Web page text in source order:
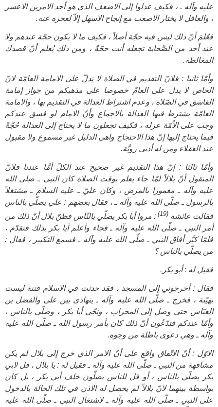
عليه وآله ـ ، فكيف عدلوا إلى الاضعف الذي هو أحد الامرين الاعسر
، والعاقل لا يختار الاصعب مع إنجاح الاسهل إلاّ لعجزه عنه.
فعُلمَ أنّ ذلك ليس فيه حجّة أصلاً ، فكيف ما لا يكون حجّة عندهم ولا
عند أحد من الصَّحابة تجعله أنت حجّةً ، ومن ذلك يُعلَم أنّ قصدك
المغالطة.
وأمّا ثانيا : فلانّ التقديم في الصلاة لا يَدلّ على الامامة العامّة لانّ
الخاص لا يدل على العامّ خصوصا على مذهبكم من جواز إمامة
الفاسق في الصّلاة ، وعدم اشتراط العدالة في التقديم بها ، والامامة
العامّة يشترط‍ فيها العدالة بالاجماع وأنّ الامام لو فسق عندكم
وجب على الاُمّة عزله ، فكيف تجعلون ما لا يحتاج إلى العدالة حُجّةً
فيما يحتاج إليها إنّ هذا الاحتجاج واهي الدليل غير مسموع ولا مقبول
عند العقلاء ومن له أدنى رويَّة.
وأمّا ثالثا : إنّ هذا التقديم غير صحيح عند الكلّ أمَّا عندنا فلانّ
المنقول أنّ بلالاً لمّا جاء يعلم بوقت الصلاة كان النبي ـ صلى الله
عليه وآله ـ‍ مغمورا بالمرض ، وكان عليّ ـ عليه السلام ـ مشتغلاً
بالرسول ـ صلّى الله عليه وآله ـ ، فقال بعضهم : علي يصلّي بالناس
فقالت عائشة (19)
: مروا أبا بكر يصلّي بالنّاس فظنّ بلال أنّ ذلك من
أمر النبي ـ صلّى الله عليه وآله ـ‍ فجاء وأعلم أبا بكر بذلك فتقدّم ،
فلمّا كبَّر أفاق النبي ـ صلّى الله عليه وآله ـ‍ فسمع التكبير ، فقال :
من يصلّي بالناس ؟
فقيل له : أبو بكر.
فقال : أخرجوني إلى المسجد ، فقد حدثت في الاسلام فتنة ليست
بهيّنة ، فخرج ـ صلّى الله عليه وآله ـ يتهادى بين علي والفضل بن
العبّاس حتى وصل إلى المحراب ، ونحّى أبا بكر ، وصلّى بالناس ،
وأمّا عندكم فتدّعُون أنّ ذلك كان بأمر رسول الله ـ صلّى الله عليه
وآله ـ وهي دعوى باطلة من وجوه.
الاوّل : أنّ الاتّفاق واقع على أنّ الامر الذي خرج إلى بلال لم يكن
مشافهة من النبي ـ صلّى الله عليه وآله ـ فقيل له : يا بلال ، قل لابي
بكر يصلّي بالناس ، أو قل للناس يصلّون خلف أبي بكر ، بل كان
بواسطة بينهما لانّ بلالاً لم يحصل له الاذن في تلك الحالة بالدخول
على النبي ـ صلّى الله عليه وآله ـ لاشتغال النبي ـ صلّى الله عليه